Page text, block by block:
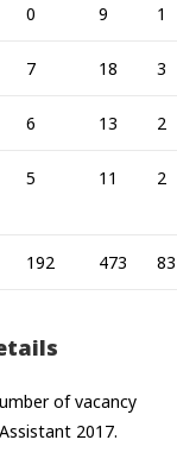
0 9 1
7 18 3
6 13 2
5 11 2
192 473 83
of vacancy
2017.